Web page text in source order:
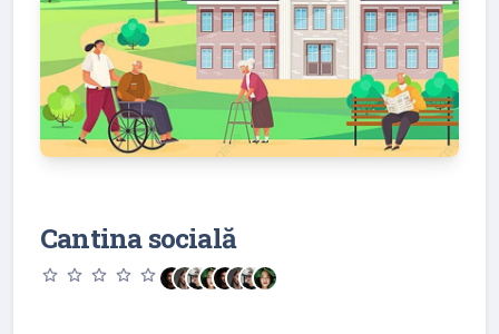
Cantina socială
star_outline star_outline star_outline star_outline star_outline